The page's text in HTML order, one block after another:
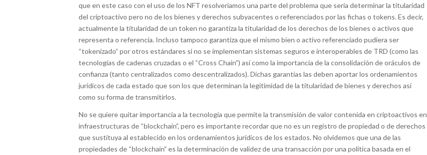
que en este caso con el uso de los NFT resolveríamos una parte del problema que sería determinar la titularidad
del criptoactivo pero no de los bienes y derechos subyacentes o referenciados por las fichas o tokens. Es decir,
actualmente la titularidad de un token no garantiza la titularidad de los derechos de los bienes o activos que
representa o referencia. Incluso tampoco garantiza que el mismo bien o activo referenciado pudiera ser
“tokenizado” por otros estándares si no se implementan sistemas seguros e interoperables de TRD (como las
tecnologías de cadenas cruzadas o el “Cross Chain”) así como la importancia de la consolidación de oráculos de
confianza (tanto centralizados como descentralizados). Dichas garantías las deben aportar los ordenamientos
jurídicos de cada estado que son los que determinan la legitimidad de la titularidad de bienes y derechos así
como su forma de transmitirlos.
No se quiere quitar importancia a la tecnología que permite la transmisión de valor contenida en criptoactivos en
infraestructuras de “blockchain”, pero es importante recordar que no es un registro de propiedad o de derechos
que sustituya al establecido en los ordenamientos jurídicos de los estados. No olvidemos que una de las
propiedades de “blockchain” es la determinación de validez de una transacción por una política basada en el